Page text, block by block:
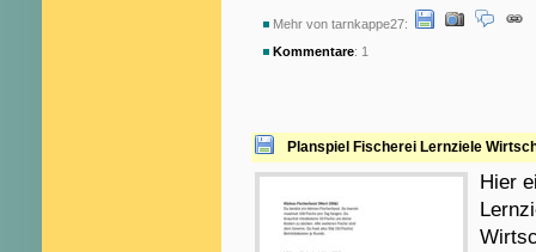
Mehr von tarnkappe27:
Kommentare: 1
Planspiel Fischerei Lernziele
Hier